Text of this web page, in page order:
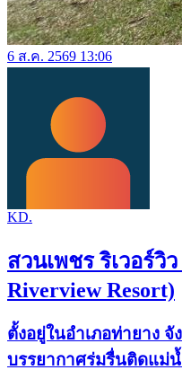
6 ส.ค. 2569 13:06
KD.
สวนเพชร ริเวอร์วิ
Riverview Resort)
ตั้งอยู่ในอำเภอท่ายาง
บรรยากาศร่มรื่นติดแม่น้